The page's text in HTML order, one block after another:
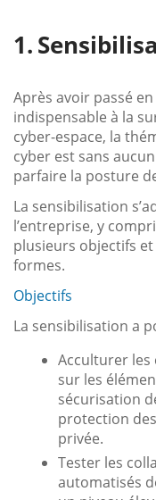
Après avoir passé
indispensable à la
cyber-espace, la
cyber est sans
parfaire la posture
La sensibilisation
l’entreprise, y
plusieurs objectifs
formes.
Objectifs
La sensibilisation a
Acculturer les
sur les
sécurisation
protection
privée.
Tester les
automatisés